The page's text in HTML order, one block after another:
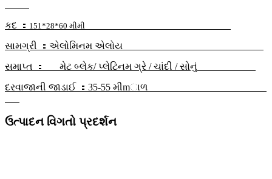
કદ ： 151*28*60 મીમી
સામગ્રી ： એલોમિનમ એલોય
સમાપ્ત ：
મેટ બ્લેક/ પ્લેટિનમ ગ્રે / ચાંદી / સોનું
દરવાજાની જાડાઈ ： 35-55 મીmાળ
ઉત્પાદન વિગતો પ્રદર્શન